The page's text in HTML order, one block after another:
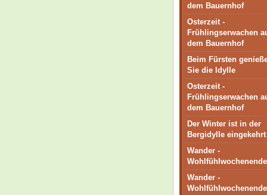
dem Bauernhof
Osterzeit -
Frühlingserwachen
dem Bauernhof
Beim Fürsten
Sie die Idylle
Osterzeit -
Frühlingserwachen
dem Bauernhof
Der Winter ist in der
Bergidylle eingekehrt
Wander -
Wohlfühlwochenende
Wander -
Wohlfühlwochenende